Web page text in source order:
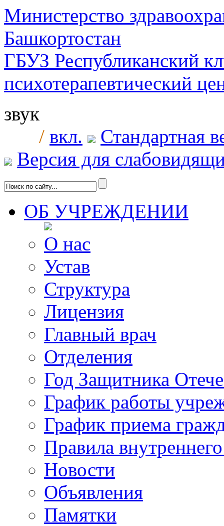
Министерство
Башкортостан
ГБУЗ Республиканский
психотерапевтический
звук
/ вкл.
Стандартная
Версия для
ОБ УЧРЕЖДЕНИИ
О нас
Устав
Структура
Лицензия
Главный врач
Отделения
Год Защитника
График работы
График приема
Правила
Новости
Объявления
Памятки